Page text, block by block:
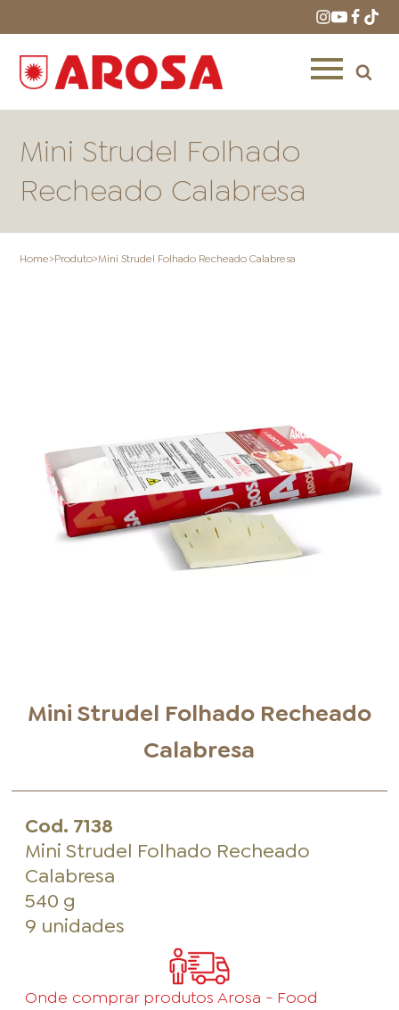
FOOD SERVICE EMPRESA
Mini Strudel Folhado
Recheado Calabresa
Home>Produto>Mini Strudel Folhado Recheado Calabresa
Mini Strudel Folhado Recheado
Calabresa
Cod. 7138
Mini Strudel Folhado Recheado
Calabresa
540 g
9 unidades
Onde comprar produtos Arosa - Food